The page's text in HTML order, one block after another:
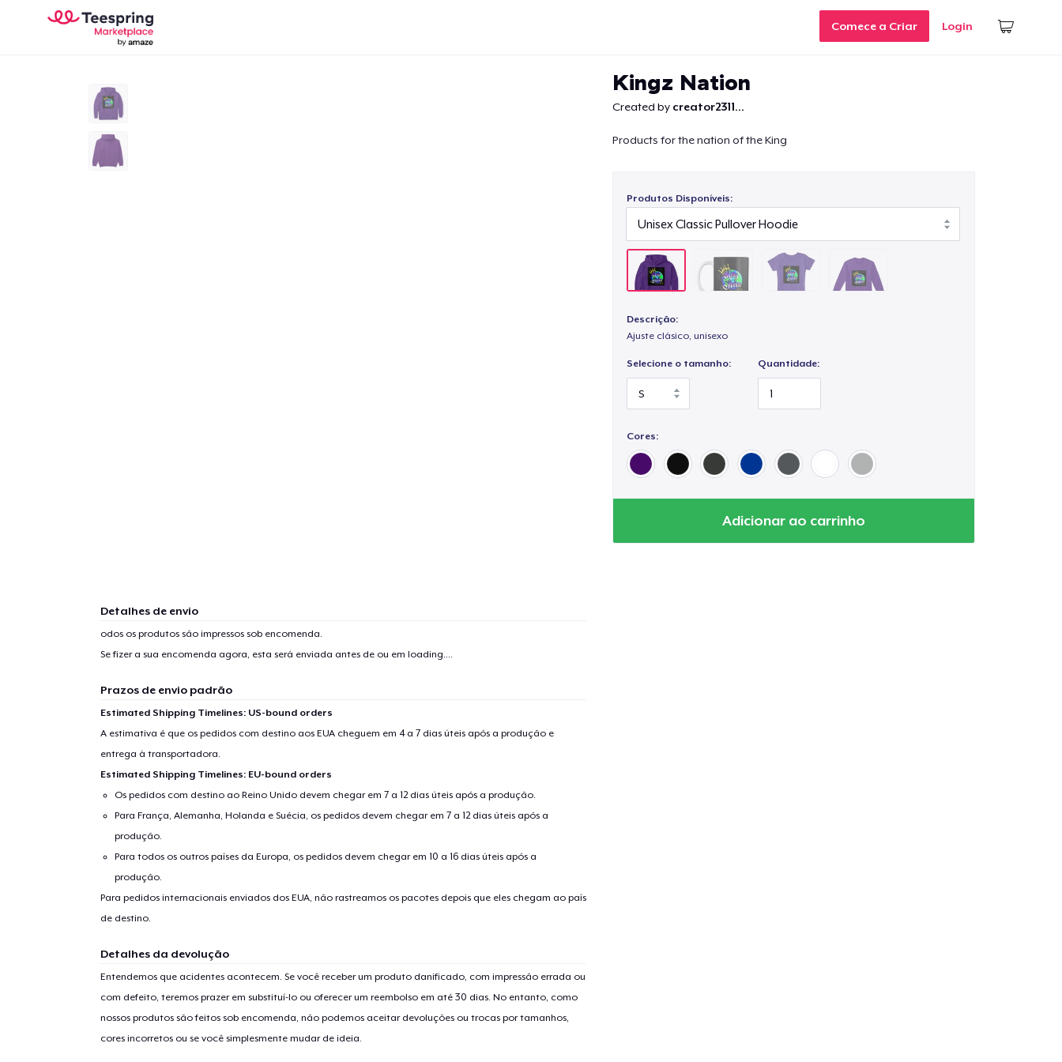
Comece a Criar Login
Kingz Nation
Created by creator2311...
Products for the nation of the King
Produtos Disponíveis:
Descrição:
Ajuste clásico, unisexo
Selecione o tamanho: Quantidade:
Cores:
Adicionar ao carrinho
Detalhes de envio
odos os produtos são impressos sob encomenda.
Se fizer a sua encomenda agora, esta será enviada antes de ou em loading....
Prazos de envio padrão
Estimated Shipping Timelines: US-bound orders
A estimativa é que os pedidos com destino aos EUA cheguem em 4 a 7 dias úteis após a produção e
entrega à transportadora.
Estimated Shipping Timelines: EU-bound orders
Os pedidos com destino ao Reino Unido devem chegar em 7 a 12 dias úteis após a produção.
Para França, Alemanha, Holanda e Suécia, os pedidos devem chegar em 7 a 12 dias úteis após a
produção.
Para todos os outros países da Europa, os pedidos devem chegar em 10 a 16 dias úteis após a
produção.
Para pedidos internacionais enviados dos EUA, não rastreamos os pacotes depois que eles chegam ao país
de destino.
Detalhes da devolução
Entendemos que acidentes acontecem. Se você receber um produto danificado, com impressão errada ou
com defeito, teremos prazer em substituí-lo ou oferecer um reembolso em até 30 dias. No entanto, como
nossos produtos são feitos sob encomenda, não podemos aceitar devoluções ou trocas por tamanhos,
cores incorretos ou se você simplesmente mudar de ideia.
Compra
Mug
Classic Long Sleeve Tee